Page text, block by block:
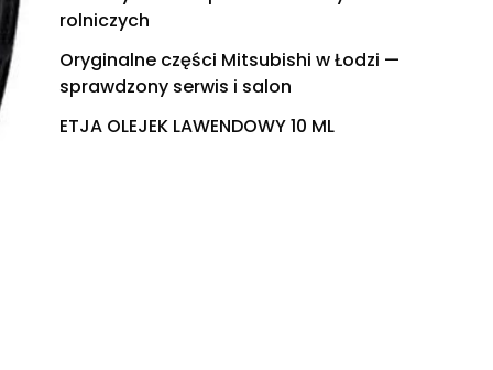
rolniczych
Oryginalne części Mitsubishi w Łodzi —
sprawdzony serwis i salon
ETJA OLEJEK LAWENDOWY 10 ML